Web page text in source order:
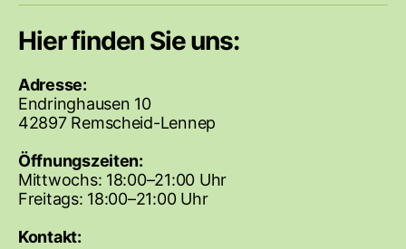
Hier finden Sie uns:
Adresse:
Endringhausen 10
42897 Remscheid-Lennep
Öffnungszeiten:
Mittwochs: 18:00–21:00 Uhr
Freitags: 18:00–21:00 Uhr
Kontakt: